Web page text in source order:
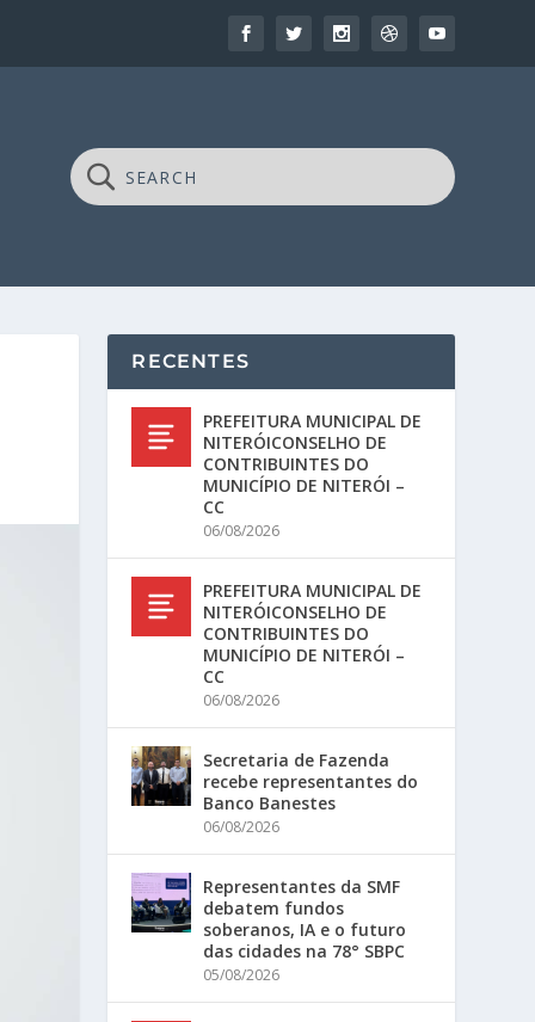
RECENTES
PREFEITURA MUNICIPAL DE
NITERÓICONSELHO DE
CONTRIBUINTES DO
MUNICÍPIO DE NITERÓI –
CC
06/08/2026
PREFEITURA MUNICIPAL DE
NITERÓICONSELHO DE
CONTRIBUINTES DO
MUNICÍPIO DE NITERÓI –
CC
06/08/2026
Secretaria de Fazenda
recebe representantes do
Banco Banestes
06/08/2026
Representantes da SMF
debatem fundos
soberanos, IA e o futuro
das cidades na 78° SBPC
05/08/2026